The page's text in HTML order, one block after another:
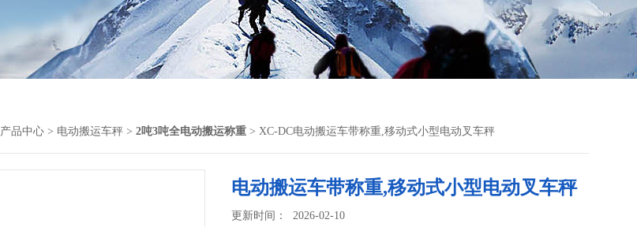
产品中心 > 电动搬运车秤 > 2吨3吨全电动搬运称重 > XC-DC电动搬运车带称重,移动式小型电动叉车秤
电动搬运车带称重,移动式小型电动叉车秤
更新时间： 2026-02-10